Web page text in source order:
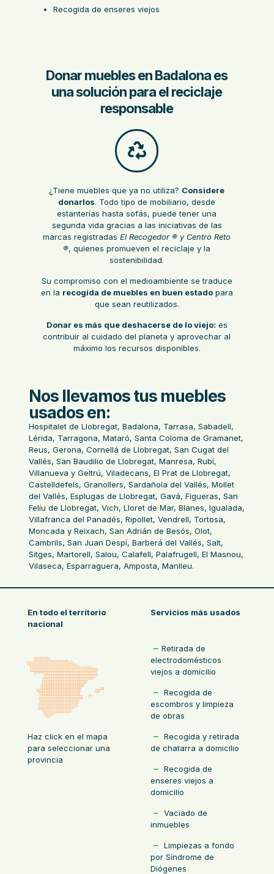
Recogida de enseres viejos
Donar muebles en Badalona es
una solución para el reciclaje
responsable
¿Tiene muebles que ya no utiliza? Considere
donarlos. Todo tipo de mobiliario, desde
estanterías hasta sofás, puede tener una
segunda vida gracias a las iniciativas de las
marcas registradasEl Recogedor ® y Centro Reto
®, quienes promueven el reciclaje y la
sostenibilidad.
Su compromiso con el medioambiente se traduce
en la recogida de muebles en buen estadopara
que sean reutilizados.
Donar es más que deshacerse de lo viejo: es
contribuir al cuidado del planeta y aprovechar al
máximo los recursos disponibles.
Nos llevamos tus muebles
usados en:
Hospitalet de Llobregat, Badalona, Tarrasa, Sabadell,
Lérida, Tarragona, Mataró, Santa Coloma de Gramanet,
Reus, Gerona, Cornellá de Llobregat, San Cugat del
Vallés, San Baudilio de Llobregat, Manresa, Rubí,
Villanueva y Geltrú, Viladecans, El Prat de Llobregat,
Castelldefels, Granollers, Sardañola del Vallés, Mollet
del Vallés, Esplugas de Llobregat, Gavá, Figueras, San
Felíu de Llobregat, Vich, Lloret de Mar, Blanes, Igualada,
Villafranca del Panadés, Ripollet, Vendrell, Tortosa,
Moncada y Reixach, San Adrián de Besós, Olot,
Cambrils, San Juan Despí, Barberá del Vallés, Salt,
Sitges, Martorell, Salou, Calafell, Palafrugell, El Masnou,
Vilaseca, Esparraguera, Amposta, Manlleu.
En todo el territorio
nacional
Haz click en el mapa
para seleccionar una
provincia
Servicios más usados
Retirada de
electrodomésticos
viejos a domicilio
Recogida de
escombros y limpieza
de obras
Recogida y retirada
de chatarra a domicilio
Recogida de
enseres viejos a
domicilio
Vaciado de
inmuebles
Limpiezas a fondo
por Síndrome de
Diógenes